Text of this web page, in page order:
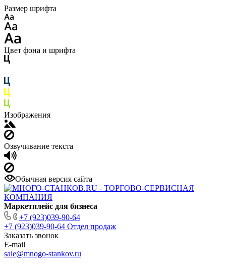
Размер шрифта
Цвет фона и шрифта
Изображения
Озвучивание текста
Обычная версия сайта
Маркетплейс для бизнеса
+7 (923)039-90-64
+7 (923)039-90-64 Отдел продаж
Заказать звонок
E-mail
sale@mnogo-stankov.ru